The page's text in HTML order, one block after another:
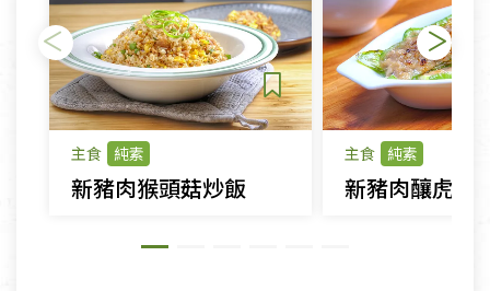
主食 純素
新豬肉猴頭菇炒飯
主食 純素
新豬肉釀虎皮